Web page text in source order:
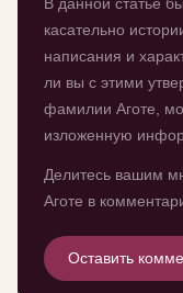
касательно
написания и
ли вы с этими
фамилии Аготе,
изложенную
Делитесь вашим
Аготе в
Оставить